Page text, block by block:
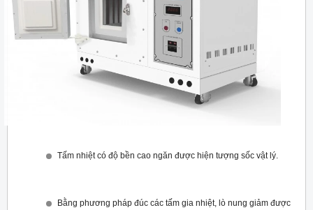
Tấm nhiệt có độ bền cao ngăn được hiện tượng sốc vật lý.
Bằng phương pháp đúc các tấm gia nhiệt, lò nung giảm được